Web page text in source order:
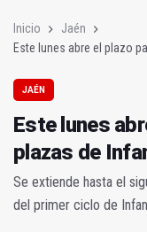
Inicio
Jaén
Este lunes abre el plazo
JAÉN
Este lunes
plazas de
Se extiende hasta el
del primer ciclo de